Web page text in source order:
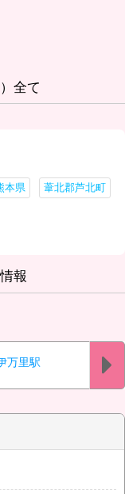
全て
本県 葦北郡芦北町
報
万里駅